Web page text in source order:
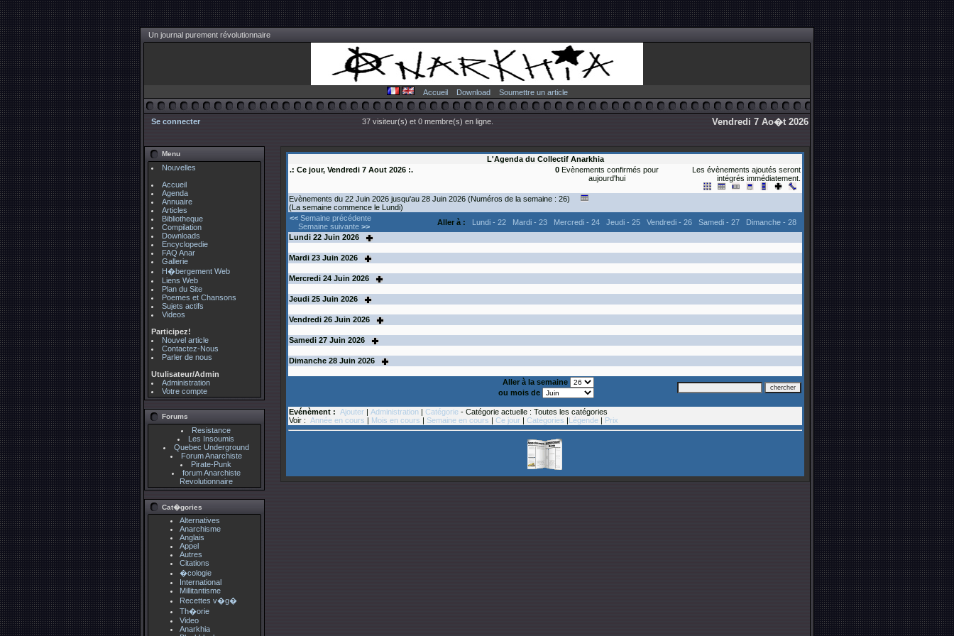
Un journal purement révolutionnaire
Accueil Download Soumettre un article
Se connecter 37 visiteur(s) et 0 membre(s) en ligne. Vendredi 7 Ao�t 2026
Menu
Nouvelles
Accueil
Agenda
Annuaire
Articles
Bibliotheque
Compilation
Downloads
Encyclopedie
FAQ Anar
Gallerie
H�bergement Web
Liens Web
Plan du Site
Poemes et Chansons
Sujets actifs
Videos
Participez!
Nouvel article
Contactez-Nous
Parler de nous
Utulisateur/Admin
Administration
Votre compte
Forums
Resistance
Les Insoumis
Quebec Underground
Forum Anarchiste
Pirate-Punk
forum Anarchiste
Revolutionnaire
Cat�gories
Alternatives
Anarchisme
Anglais
Appel
Autres
Citations
�cologie
International
Millitantisme
Recettes v�g�
Th�orie
Video
Anarkhia
L'Agenda du Collectif Anarkhia
.: Ce jour, Vendredi 7 Aout 2026 :.
0Evènements confirmés pour
aujourd'hui
Les évènements ajoutés seront
intégrés immédiatement.
Evènements du 22 Juin 2026 jusqu'au 28 Juin 2026 (Numéros de la semaine : 26)
(La semaine commence le Lundi)
<< Semaine précédente
Semaine suivante >> Aller à : Lundi - 22 Mardi - 23 Mercredi - 24 Jeudi - 25 Vendredi - 26 Samedi - 27
Dimanche - 28
Lundi 22 Juin 2026
Mardi 23 Juin 2026
Mercredi 24 Juin 2026
Jeudi 25 Juin 2026
Vendredi 26 Juin 2026
Samedi 27 Juin 2026
Dimanche 28 Juin 2026
Aller à la semaine
ou mois de
Evénèment : Ajouter | Administration | Catégorie - Catégorie actuelle : Toutes les catégories
Voir : Année en cours | Mois en cours | Semaine en cours | Ce jour | Catégories |Légende | Prix